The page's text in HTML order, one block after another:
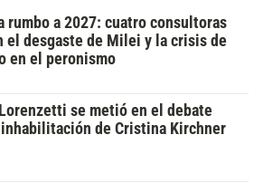
rumbo a 2027: cuatro consultoras
el desgaste de Milei y la crisis de
en el peronismo
se metió en el debate
de Cristina Kirchner